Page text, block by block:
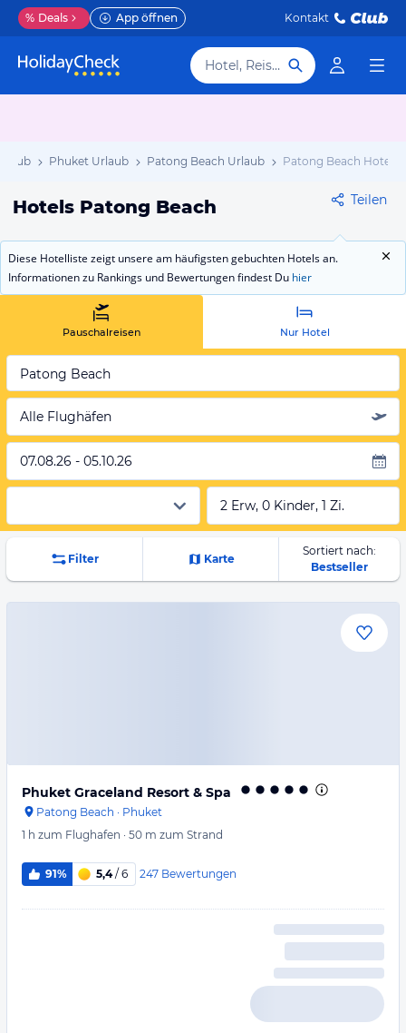
% Deals App öffnen Kontakt
Hotel, Reiseziel
Phuket Urlaub Patong Beach Urlaub Patong Beach Hotels
Hotels Patong Beach Teilen
Diese Hotelliste zeigt unsere am häufigsten gebuchten Hotels an.
Informationen zu Rankings und Bewertungen findest Du hier
Pauschalreisen Nur Hotel
Patong Beach
Alle Flughäfen
07.08.26 - 05.10.26
2 Erw, 0 Kinder, 1 Zi.
Filter Karte
Sortiert nach:
Bestseller
Phuket Graceland Resort & Spa
Patong Beach · Phuket
1 h zum Flughafen · 50 m zum Strand
91% 5,4/ 6 247 Bewertungen